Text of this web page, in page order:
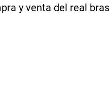
y venta del real